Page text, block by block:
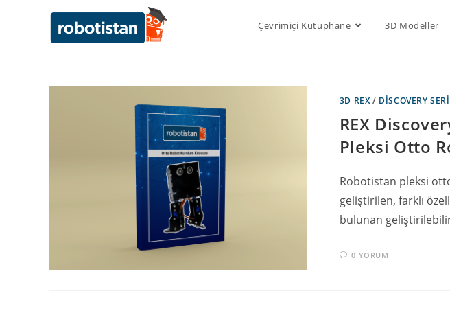
Çevrimiçi Kütüphane 3D Modeller
3D REX/ DISCOVERY
REX
Pleksi Otto
Robotistan pleksi
geliştirilen, farklı
bulunan
0 YORUM